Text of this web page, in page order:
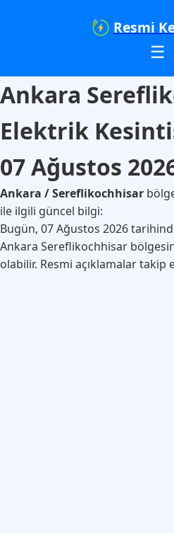
Resmi
☰
Ankara
Elektrik
07 Ağustos
Ankara / Sereflikochhisar
ile ilgili güncel bilgi:
Bugün, 07 Ağustos 2026
Ankara Sereflikochhisar
olabilir. Resmi açıklamalar takip